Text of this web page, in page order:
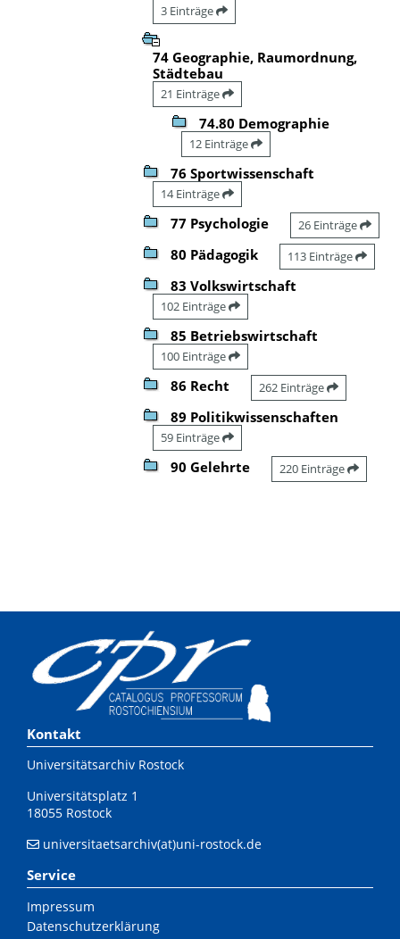
3 Einträge
74 Geographie, Raumordnung,
Städtebau
21 Einträge
74.80 Demographie
12 Einträge
76 Sportwissenschaft
14 Einträge
77 Psychologie 26 Einträge
80 Pädagogik 113 Einträge
83 Volkswirtschaft
102 Einträge
85 Betriebswirtschaft
100 Einträge
86 Recht 262 Einträge
89 Politikwissenschaften
59 Einträge
90 Gelehrte 220 Einträge
Kontakt
Universitätsarchiv Rostock
Universitätsplatz 1
18055 Rostock
universitaetsarchiv(at)uni-rostock.de
Service
Impressum
Datenschutzerklärung